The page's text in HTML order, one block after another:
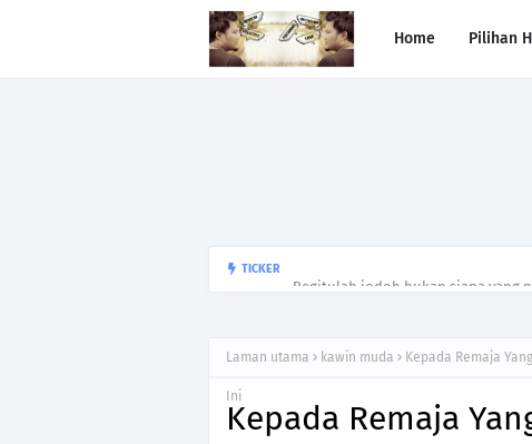
Home Pilihan
TICKER
Laman utama kawin muda Kepada Remaja
Ini
Kepada Remaja